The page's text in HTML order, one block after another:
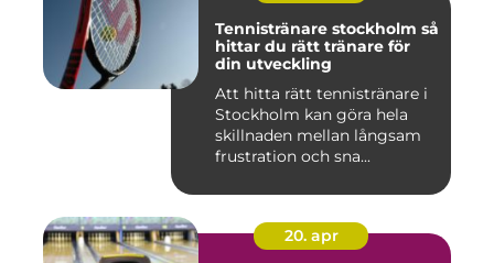
Tennistränare stockholm så
hittar du rätt tränare för
din utveckling
Att hitta rätt tennistränare i
Stockholm kan göra hela
skillnaden mellan långsam
frustration och sna...
20. apr